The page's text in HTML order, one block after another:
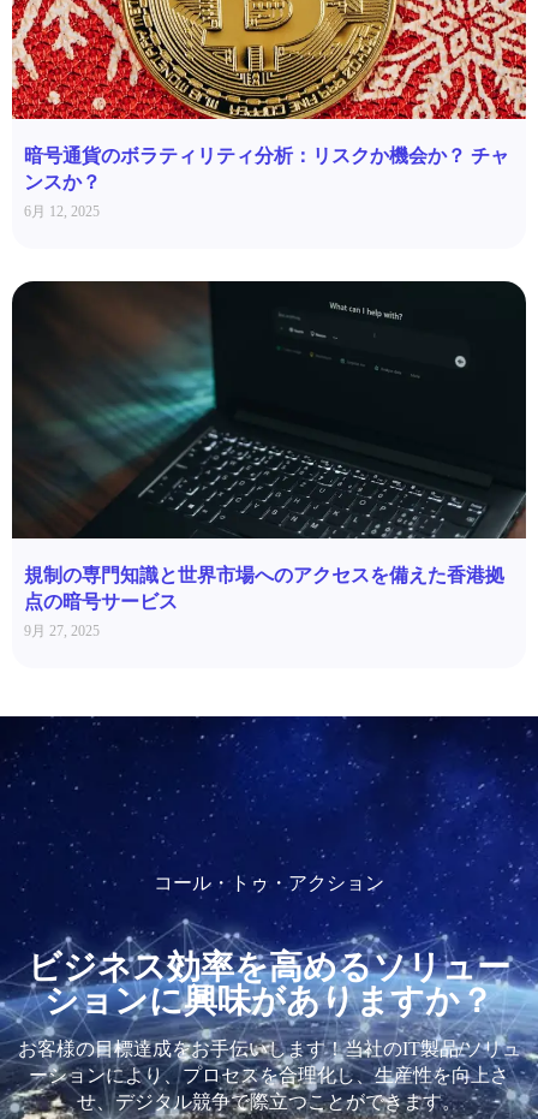
暗号通貨のボラティリティ分析：リスクか機会か？ チャ
ンスか？
6月 12, 2025
規制の専門知識と世界市場へのアクセスを備えた香港拠
点の暗号サービス
9月 27, 2025
コール・トゥ・アクション
ビジネス効率を高めるソリュー
ションに興味がありますか？
お客様の目標達成をお手伝いします！当社のIT製品/ソリュ
ーションにより、プロセスを合理化し、生産性を向上さ
せ、デジタル競争で際立つことができます。